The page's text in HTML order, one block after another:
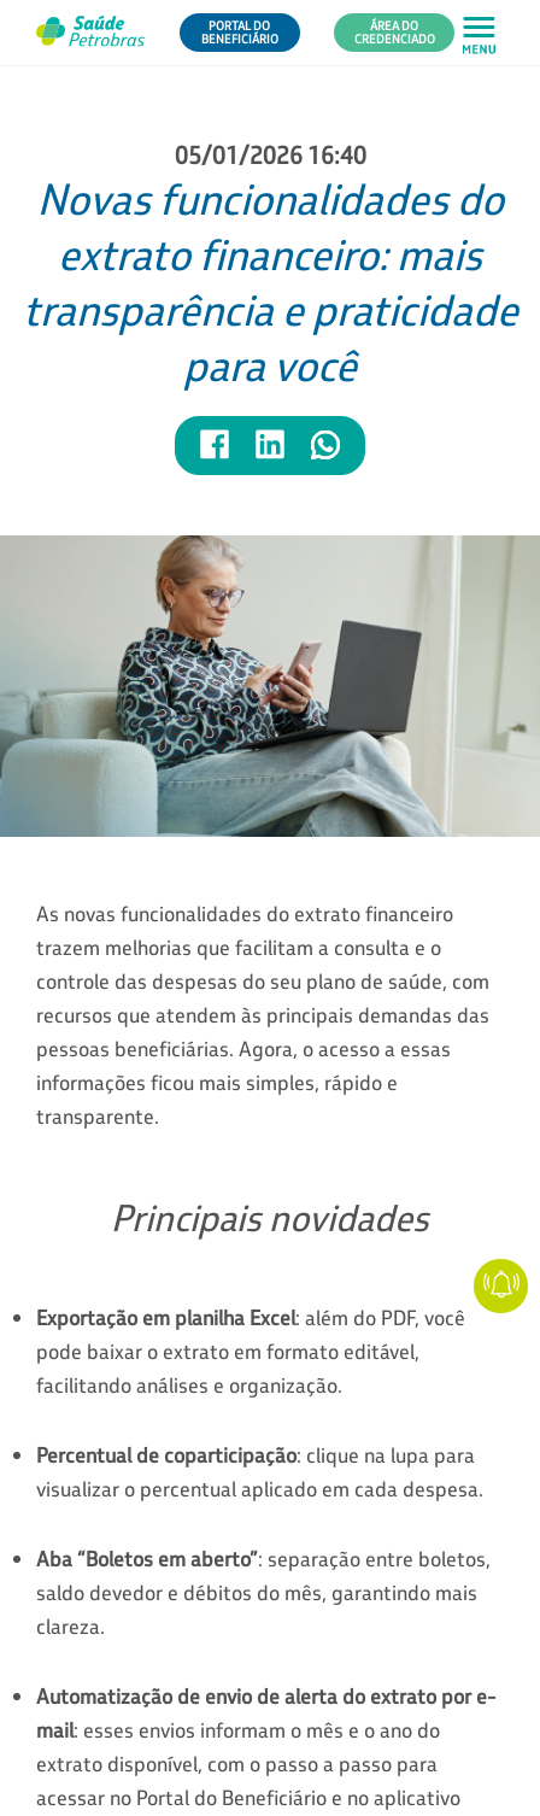
PORTAL DO
BENEFICIÁRIO
ÁREA DO
CREDENCIADO
05/01/2026 16:40
Novas funcionalidades do
extrato financeiro: mais
transparência e praticidade
para você
As novas funcionalidades do extrato financeiro
trazem melhorias que facilitam a consulta e o
controle das despesas do seu plano de saúde, com
recursos que atendem às principais demandas das
pessoas beneficiárias. Agora, o acesso a essas
informações ficou mais simples, rápido e
transparente.
Principais novidades
Exportação em planilha Excel: além do PDF, você
pode baixar o extrato em formato editável,
facilitando análises e organização.
Percentual de coparticipação: clique na lupa para
visualizar o percentual aplicado em cada despesa.
Aba “Boletos em aberto”: separação entre boletos,
saldo devedor e débitos do mês, garantindo mais
clareza.
Automatização de envio de alerta do extrato por e-
mail: esses envios informam o mês e o ano do
extrato disponível, com o passo a passo para
acessar no Portal do Beneficiário e no aplicativo